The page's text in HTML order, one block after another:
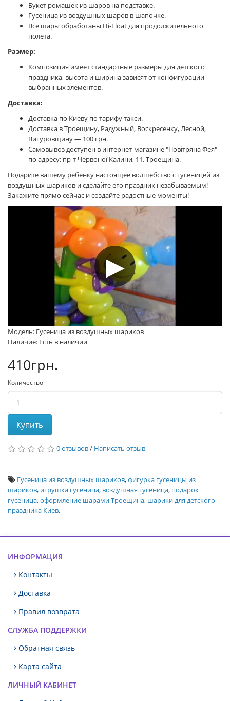
Букет ромашек из шаров на подставке.
Гусеница из воздушных шаров в шапочке.
Все шары обработаны Hi-Float для продолжительного
полета.
Размер:
Композиция имеет стандартные размеры для детского
праздника, высота и ширина зависят от конфигурации
выбранных элементов.
Доставка:
Доставка по Киеву по тарифу такси.
Доставка в Троещину, Радужный, Воскресенку, Лесной,
Вигуровщину — 100 грн.
Самовывоз доступен в интернет-магазине "Повітряна Фея"
по адресу: пр-т Червоної Калини, 11, Троещина.
Подарите вашему ребенку настоящее волшебство с гусеницей из
воздушных шариков и сделайте его праздник незабываемым!
Закажите прямо сейчас и создайте радостные моменты!
Модель: Гусеница из воздушных шариков
Наличие: Есть в наличии
410грн.
Количество
Купить
0 отзывов/ Написать отзыв
Гусеница из воздушных шариков,фигурка гусеницы из
шариков, игрушка гусеница, воздушная гусеница, подарок
гусеница,оформление шарами Троещина, шарики для детского
праздника Киев,
ИНФОРМАЦИЯ
Контакты
Доставка
Правил возврата
СЛУЖБА ПОДДЕРЖКИ
Обратная связь
Карта сайта
ЛИЧНЫЙ КАБИНЕТ